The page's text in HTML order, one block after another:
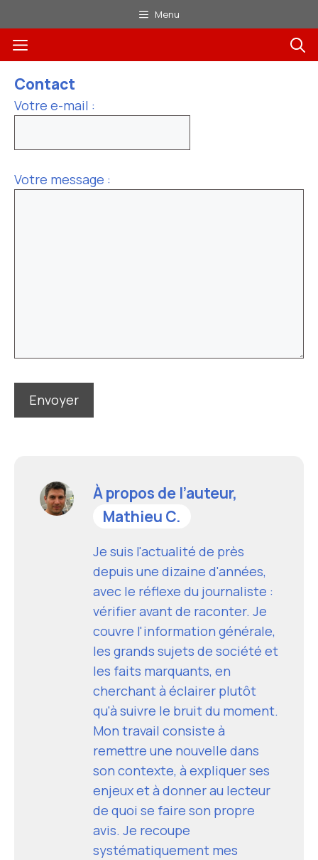
au
contenu
Menu
Menu
Contact
Votre e-mail :
Votre message :
À propos de l’auteur,
Mathieu C.
Je suis l'actualité de près
depuis une dizaine d'années,
avec le réflexe du journaliste :
vérifier avant de raconter. Je
couvre l'information générale,
les grands sujets de société et
les faits marquants, en
cherchant à éclairer plutôt
qu'à suivre le bruit du moment.
Mon travail consiste à
remettre une nouvelle dans
son contexte, à expliquer ses
enjeux et à donner au lecteur
de quoi se faire son propre
avis. Je recoupe
systématiquement mes